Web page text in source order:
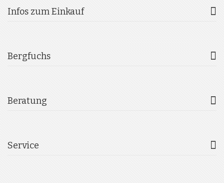
Infos zum Einkauf
Bergfuchs
Beratung
Service